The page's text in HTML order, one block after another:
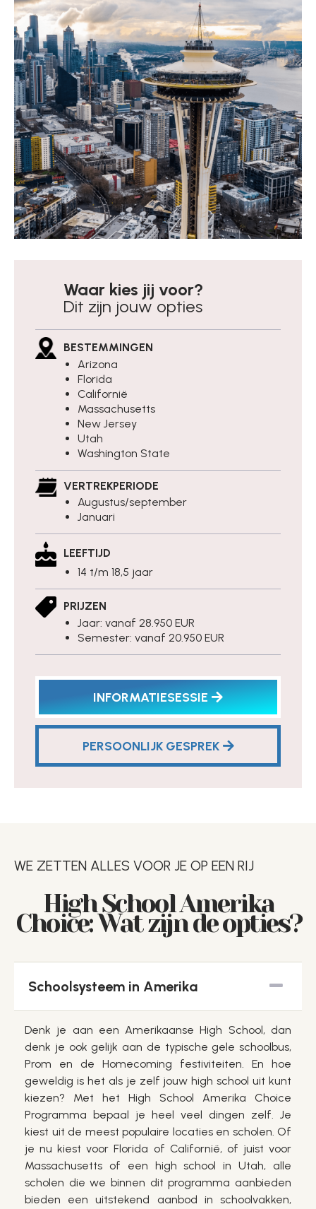
Waar kies jij voor?
Dit zijn jouw opties
BESTEMMINGEN
Arizona
Florida
Californië
Massachusetts
New Jersey
Utah
Washington State
VERTREKPERIODE
Augustus/september
Januari
LEEFTIJD
14 t/m 18,5 jaar
PRIJZEN
Jaar: vanaf 28.950 EUR
Semester: vanaf 20.950 EUR
INFORMATIESESSIE
PERSOONLIJK GESPREK
WE ZETTEN ALLES VOOR JE OP EEN RIJ
High School Amerika
Choice: Wat zijn de opties?
Schoolsysteem in Amerika
Denk je aan een Amerikaanse High School, dan
denk je ook gelijk aan de typische gele schoolbus,
Prom en de Homecoming festiviteiten. En hoe
geweldig is het als je zelf jouw high school uit kunt
kiezen? Met het High School Amerika Choice
Programma bepaal je heel veel dingen zelf. Je
kiest uit de meest populaire locaties en scholen. Of
je nu kiest voor Florida of Californië, of juist voor
Massachusetts of een high school in Utah, alle
scholen die we binnen dit programma aanbieden
bieden een uitstekend aanbod in schoolvakken,